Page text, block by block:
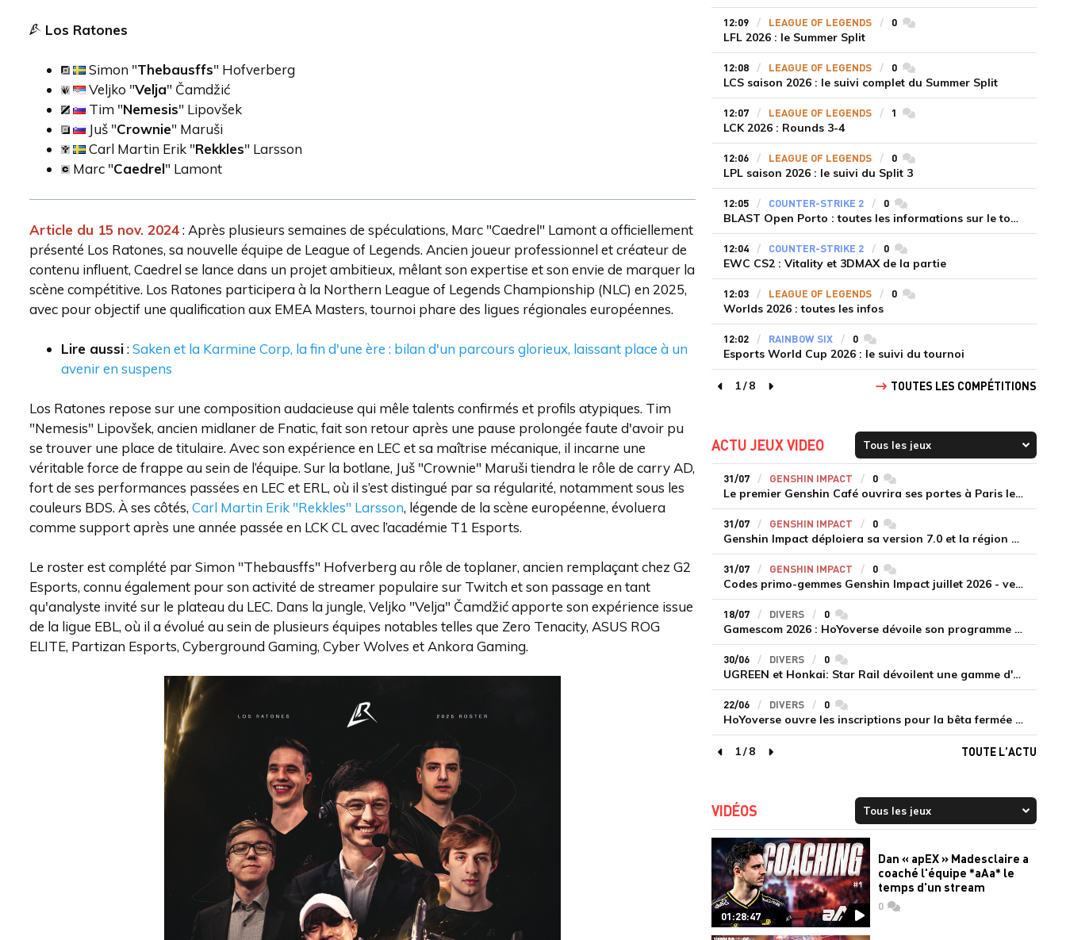
Los Ratones
Simon "Thebausffs" Hofverberg
Veljko "Velja" Čamdžić
Tim "Nemesis" Lipovšek
Juš "Crownie" Maruši
Carl Martin Erik "Rekkles" Larsson
Marc "Caedrel" Lamont
Article du 15 nov. 2024: Après plusieurs semaines de spéculations, Marc "Caedrel" Lamont a officiellement
présenté Los Ratones, sa nouvelle équipe de League of Legends. Ancien joueur professionnel et créateur de
contenu influent, Caedrel se lance dans un projet ambitieux, mêlant son expertise et son envie de marquer la
scène compétitive. Los Ratones participera à la Northern League of Legends Championship (NLC) en 2025,
avec pour objectif une qualification aux EMEA Masters, tournoi phare des ligues régionales européennes.
Lire aussi:Saken et la Karmine Corp, la fin d'une ère : bilan d'un parcours glorieux, laissant place à un
avenir en suspens
Los Ratones repose sur une composition audacieuse qui mêle talents confirmés et profils atypiques. Tim
"Nemesis" Lipovšek, ancien midlaner de Fnatic, fait son retour après une pause prolongée faute d'avoir pu
se trouver une place de titulaire. Avec son expérience en LEC et sa maîtrise mécanique, il incarne une
véritable force de frappe au sein de l’équipe. Sur la botlane, Juš "Crownie" Maruši tiendra le rôle de carry AD,
fort de ses performances passées en LEC et ERL, où il s’est distingué par sa régularité, notamment sous les
couleurs BDS. À ses côtés, Carl Martin Erik "Rekkles" Larsson, légende de la scène européenne, évoluera
comme support après une année passée en LCK CL avec l’académie T1 Esports.
Le roster est complété par Simon "Thebausffs" Hofverberg au rôle de toplaner, ancien remplaçant chez G2
Esports, connu également pour son activité de streamer populaire sur Twitch et son passage en tant
qu'analyste invité sur le plateau du LEC. Dans la jungle, Veljko "Velja" Čamdžić apporte son expérience issue
de la ligue EBL, où il a évolué au sein de plusieurs équipes notables telles que Zero Tenacity, ASUS ROG
ELITE, Partizan Esports, Cyberground Gaming, Cyber Wolves et Ankora Gaming.
12:09 LEAGUE OF LEGENDS 0commentaires
LFL 2026 : le Summer Split
12:08 LEAGUE OF LEGENDS 0commentaires
LCS saison 2026 : le suivi complet du Summer Split
12:07 LEAGUE OF LEGENDS 1 commentaires
LCK 2026 : Rounds 3-4
12:06 LEAGUE OF LEGENDS 0commentaires
LPL saison 2026 : le suivi du Split 3
12:05 COUNTER-STRIKE 2 0commentaires
BLAST Open Porto : toutes les informations sur le tournoi
12:04 COUNTER-STRIKE 2 0commentaires
EWC CS2 : Vitality et 3DMAX de la partie
12:03 LEAGUE OF LEGENDS 0commentaires
Worlds 2026 : toutes les infos
12:02 RAINBOW SIX 0commentaires
Esports World Cup 2026 : le suivi du tournoi
page précédente
1/8
page suivante
TOUTES LES COMPÉTITIONS
ACTU JEUX VIDEO
31/07 GENSHIN IMPACT 0commentaires
Le premier Genshin Café ouvrira ses portes à Paris le 14 août
31/07 GENSHIN IMPACT 0commentaires
Genshin Impact déploiera sa version 7.0 et la région de Snezhnaya le 12 août
31/07 GENSHIN IMPACT 0commentaires
Codes primo-gemmes Genshin Impact juillet 2026 - version 7.0
18/07 DIVERS 0commentaires
Gamescom 2026 : HoYoverse dévoile son programme et présente deux nouveaux jeux inédits
30/06 DIVERS 0commentaires
UGREEN et Honkai: Star Rail dévoilent une gamme d'accessoires de recharge en édition limitée
22/06 DIVERS 0commentaires
HoYoverse ouvre les inscriptions pour la bêta fermée de Honkai : Nexus Anima
page précédente
1/8
page suivante
TOUTE L'ACTU
VIDÉOS
01:28:47
Dan « apEX » Madesclaire a
coaché l'équipe *aAa* le
temps d'un stream
0commentaires